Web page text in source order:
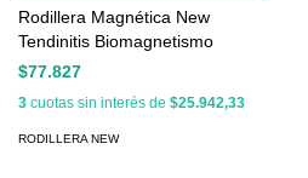
Rodillera Magnética New
Tendinitis Biomagnetismo
$77.827
3 cuotas sin interés de $25.942,33
RODILLERA NEW